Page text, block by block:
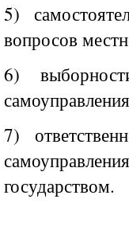
5)
вопросов
6)
7)
государством.